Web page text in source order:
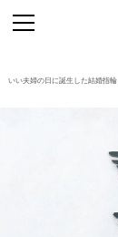
いい夫婦の日に誕生した結婚指
toggle
navigation